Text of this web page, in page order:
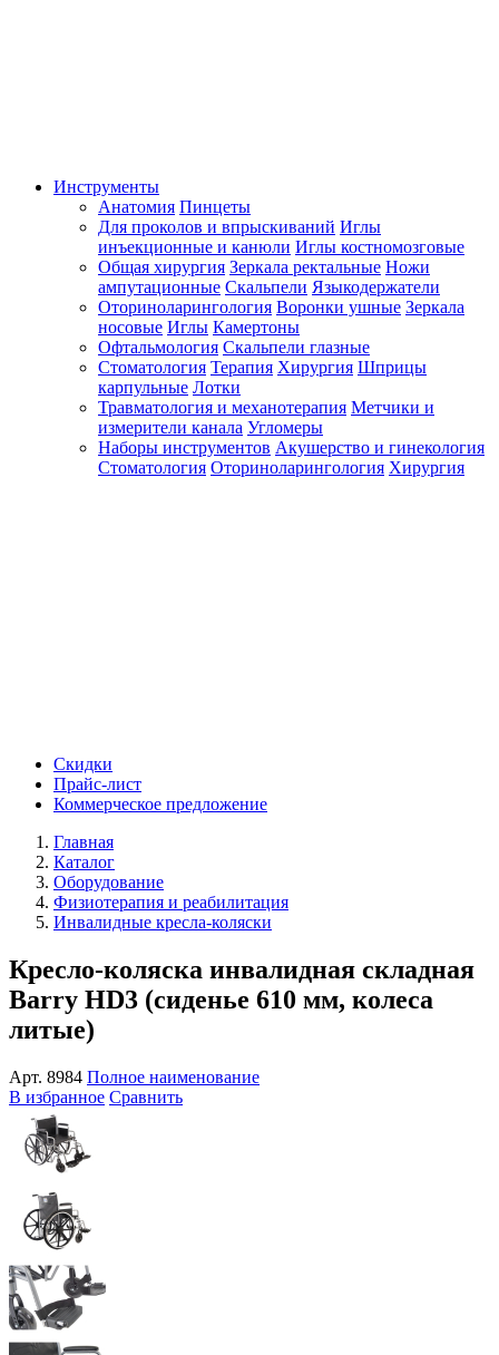
Инструменты
Анатомия Пинцеты
Для проколов и впрыскиваний Иглы
инъекционные и канюли Иглы костномозговые
Общая хирургия Зеркала ректальные Ножи
ампутационные Скальпели Языкодержатели
Оториноларингология Воронки ушные Зеркала
носовые Иглы Камертоны
Офтальмология Скальпели глазные
Стоматология Терапия Хирургия Шприцы
карпульные Лотки
Травматология и механотерапия Метчики и
измерители канала Угломеры
Наборы инструментов Акушерство и гинекология
Стоматология Оториноларингология Хирургия
Скидки
Прайс-лист
Коммерческое предложение
Главная
Каталог
Оборудование
Физиотерапия и реабилитация
Инвалидные кресла-коляски
Кресло-коляска инвалидная складная
Barry HD3 (сиденье 610 мм, колеса
литые)
Арт. 8984 Полное наименование
В избранное Сравнить